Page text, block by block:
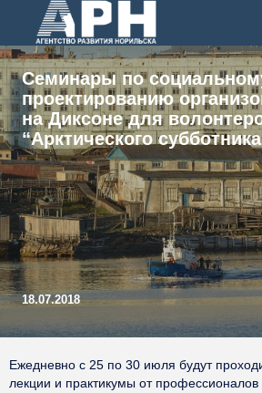
Семинары по
проектированию
на Диксоне для
“Арктического
18.07.2018
Ежедневно с 25 по 30 июля будут
лекции и практикумы от